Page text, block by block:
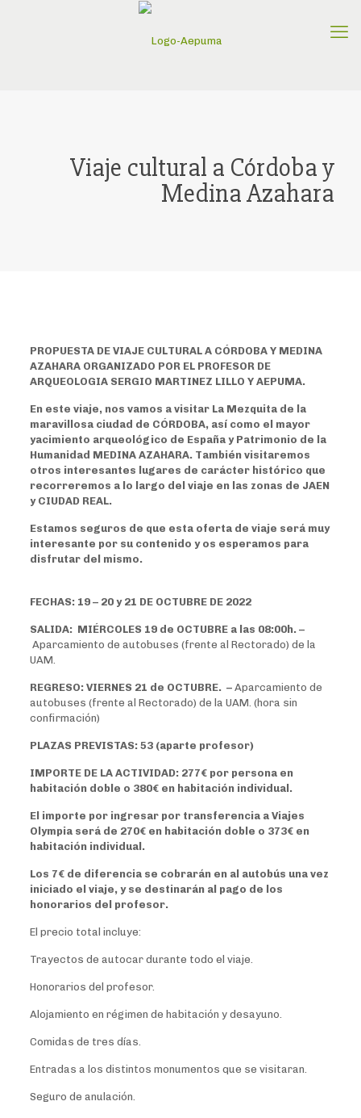
Viaje cultural a Córdoba y
Medina Azahara
PROPUESTA DE VIAJE CULTURAL A CÓRDOBA Y MEDINA
AZAHARA ORGANIZADO POR EL PROFESOR DE
ARQUEOLOGIA SERGIO MARTINEZ LILLO Y AEPUMA.
En este viaje, nos vamos a visitar La Mezquita de la
maravillosa ciudad de CÓRDOBA, así como el mayor
yacimiento arqueológico de España y Patrimonio de la
Humanidad MEDINA AZAHARA. También visitaremos
otros interesantes lugares de carácter histórico que
recorreremos a lo largo del viaje en las zonas de JAEN
y CIUDAD REAL.
Estamos seguros de que esta oferta de viaje será muy
interesante por su contenido y os esperamos para
disfrutar del mismo.
FECHAS: 19 – 20 y 21 DE OCTUBRE DE 2022
SALIDA: MIÉRCOLES 19 de OCTUBRE a las 08:00h. –
Aparcamiento de autobuses (frente al Rectorado) de la
UAM.
REGRESO: VIERNES 21 de OCTUBRE. – Aparcamiento de
autobuses (frente al Rectorado) de la UAM. (hora sin
confirmación)
PLAZAS PREVISTAS: 53 (aparte profesor)
IMPORTE DE LA ACTIVIDAD: 277€ por persona en
habitación doble o 380€ en habitación individual.
El importe por ingresar por transferencia a Viajes
Olympia será de 270€ en habitación doble o 373€ en
habitación individual.
Los 7€ de diferencia se cobrarán en al autobús una vez
iniciado el viaje, y se destinarán al pago de los
honorarios del profesor.
El precio total incluye:
Trayectos de autocar durante todo el viaje.
Honorarios del profesor.
Alojamiento en régimen de habitación y desayuno.
Comidas de tres días.
Entradas a los distintos monumentos que se visitaran.
Seguro de anulación.